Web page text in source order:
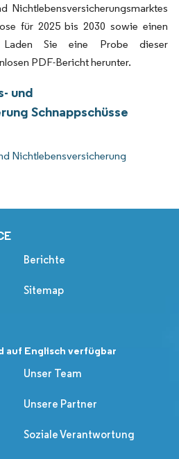
Nichtlebensversicherungsmarktes
für 2025 bis 2030 sowie einen
Laden Sie eine Probe dieser
PDF-Bericht herunter.
und
Schnappschüsse
Nichtlebensversicherung
Berichte
Sitemap
auf Englisch verfügbar
Unser Team
Unsere Partner
Soziale Verantwortung